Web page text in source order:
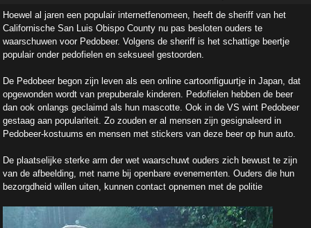
Hoewel al jaren een populair internetfenomeen, heeft de sheriff van het
Californische San Luis Obispo County nu pas besloten ouders te
waarschuwen voor Pedobeer. Volgens de sheriff is het schattige beertje
populair onder pedofielen en seksueel gestoorden.
De Pedobeer begon zijn leven als een online cartoonfiguurtje in Japan, dat
opgewonden wordt van prepuberale kinderen. Pedofielen hebben de beer
dan ook onlangs geclaimd als hun mascotte. Ook in de VS wint Pedobeer
gestaag aan populariteit. Zo zouden er al mensen zijn gesignaleerd in
Pedobeer-kostuums en mensen met stickers van deze beer op hun auto.
De plaatselijke sterke arm der wet waarschuwt ouders zich bewust te zijn
van de afbeelding, met name bij openbare evenementen. Ouders die hun
bezorgdheid willen uiten, kunnen contact opnemen met de politie